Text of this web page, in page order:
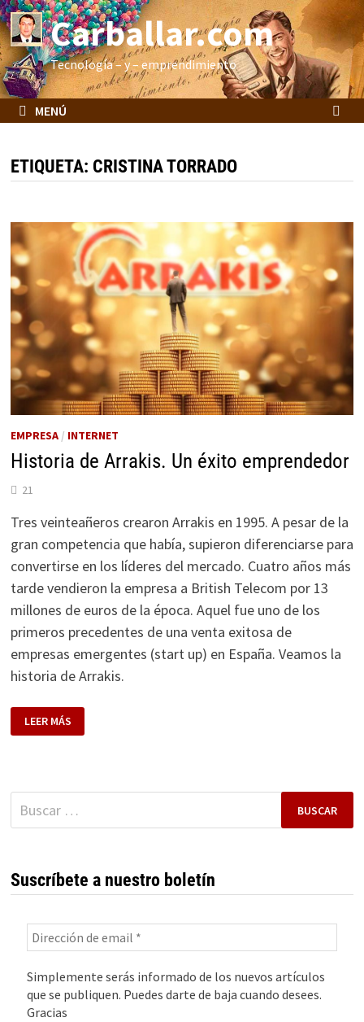
Saltar
al
contenidoCarballar.com
Tecnología – y – emprendimiento
MENÚ
ETIQUETA: CRISTINA TORRADO
EMPRESA/ INTERNET
Historia de Arrakis. Un éxito emprendedor
21
Tres veinteañeros crearon Arrakis en 1995. A pesar de la
gran competencia que había, supieron diferenciarse para
convertirse en los líderes del mercado. Cuatro años más
tarde vendieron la empresa a British Telecom por 13
millones de euros de la época. Aquel fue uno de los
primeros precedentes de una venta exitosa de
empresas emergentes (start up) en España. Veamos la
historia de Arrakis.
HISTORIA
DE
ARRAKIS.
LEER MÁS
Buscar:
Suscríbete a nuestro boletín
Simplemente serás informado de los nuevos artículos
que se publiquen. Puedes darte de baja cuando desees.
Gracias